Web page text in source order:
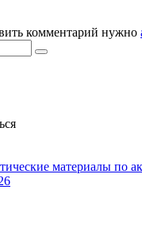
комментарий нужно
материалы по